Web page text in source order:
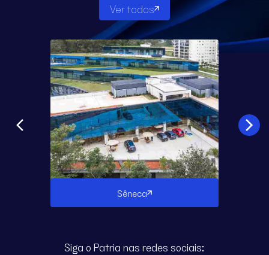
Ver todos
Sêneca
Siga o Patria nas redes sociais: